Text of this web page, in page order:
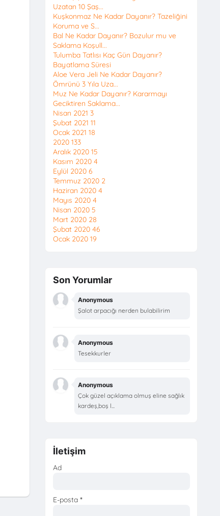
Uzatan 10 Şaş...
Kuşkonmaz Ne Kadar Dayanır? Tazeliğini
Koruma ve S...
Bal Ne Kadar Dayanır? Bozulur mu ve
Saklama Koşull...
Tulumba Tatlısı Kaç Gün Dayanır?
Bayatlama Süresi
Aloe Vera Jeli Ne Kadar Dayanır?
Ömrünü 3 Yıla Uza...
Muz Ne Kadar Dayanır? Kararmayı
Geciktiren Saklama...
Nisan 2021 3
Şubat 2021 11
Ocak 2021 18
2020 133
Aralık 2020 15
Kasım 2020 4
Eylül 2020 6
Temmuz 2020 2
Haziran 2020 4
Mayıs 2020 4
Nisan 2020 5
Mart 2020 28
Şubat 2020 46
Ocak 2020 19
Son Yorumlar
Anonymous
Şalot arpacığı nerden bulabilirim
Anonymous
Tesekkurler
Anonymous
Çok güzel açıklama olmuş eline sağlık
kardeş,boş l...
İletişim
Ad
E-posta *